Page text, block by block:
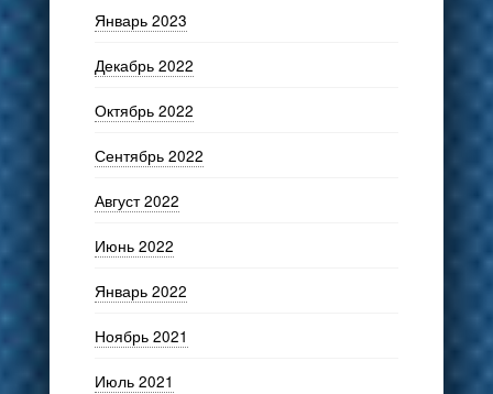
Январь 2023
Декабрь 2022
Октябрь 2022
Сентябрь 2022
Август 2022
Июнь 2022
Январь 2022
Ноябрь 2021
Июль 2021